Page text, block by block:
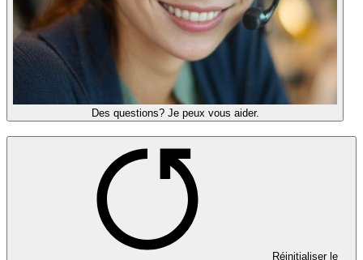
Des questions? Je peux vous aider.
Réinitialiser le